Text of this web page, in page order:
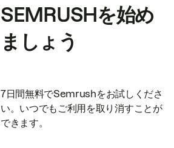
SEMRUSHを始め
ましょう
7日間無料でSemrushをお試しくださ
い。いつでもご利用を取り消すことが
できます。